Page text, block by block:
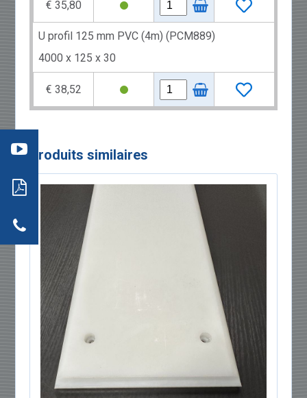
€ 35,80
U profil 125 mm PVC (4m) (PCM889)
4000 x 125 x 30
€ 38,52
Produits similaires
les